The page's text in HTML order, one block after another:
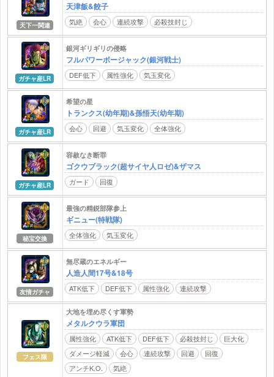
天下一関連
天津飯&餃子
気絶 会心 連続攻撃 必殺技封じ
ガチャ産LR
銀河ギリギリの侵略
フルパワーボージャック(銀河戦士)
DEF低下 属性強化 気玉変化
ガチャ産LR
希望の星
トランクス(幼年期)&孫悟天(幼年期)
会心 回避 気玉変化 全体強化
ガチャ産LR
容赦なき断罪
ゴクウブラック(超サイヤ人ロゼ)&ザマス
ガード 回復
秘宝交換
最強の精鋭部隊参上
ギニュー(特戦隊)
全体強化 気玉変化
友情ガチャ
無尽蔵のエネルギー
人造人間17号&18号
ATK低下 DEF低下 属性強化 連続攻撃
フェス限
大地を埋め尽くす軍勢
メタルクウラ軍団
属性強化 ATK低下 DEF低下 必殺技封じ
巨大化
ダメージ軽減
会心 連続攻撃 回避
回復
アンチK.O.
気絶